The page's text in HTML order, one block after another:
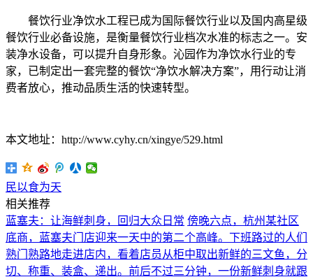
餐饮行业净饮水工程已成为国际餐饮行业以及国内高星级
餐饮行业必备设施，是衡量餐饮行业档次水准的标志之一。安
装净水设备，可以提升自身形象。沁园作为净饮水行业的专
家，已制定出一套完整的餐饮“净饮水解决方案”，用行动让消
费者放心，推动品质生活的快速转型。
本文地址：http://www.cyhy.cn/xingye/529.html
民以食为天
相关推荐
蓝塞夫：让海鲜刺身，回归大众日常 傍晚六点，杭州某社区
底商，蓝塞夫门店迎来一天中的第二个高峰。下班路过的人们
熟门熟路地走进店内，看着店员从柜中取出新鲜的三文鱼，分
切、称重、装盒、递出。前后不过三分钟，一份新鲜刺身就跟